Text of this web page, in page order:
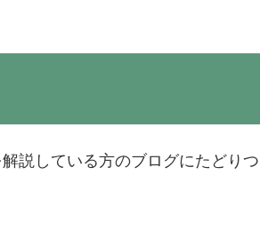
説している方のブログにたどりつ